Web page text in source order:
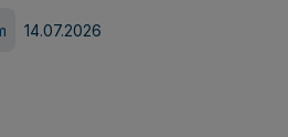
14.07.2026